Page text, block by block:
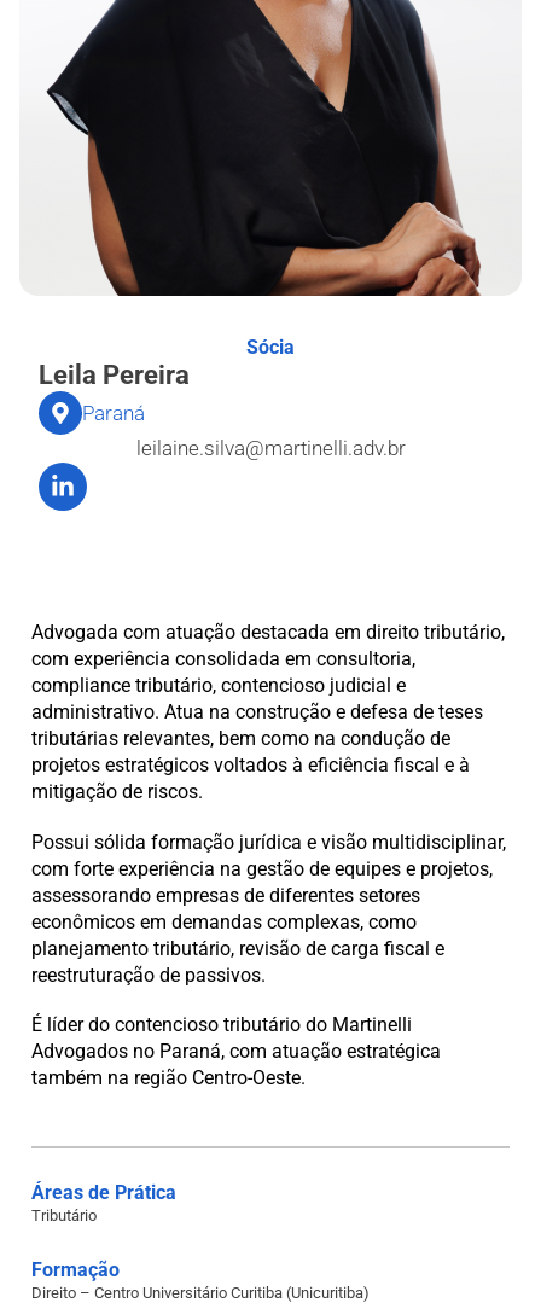
Sócia
Leila Pereira
Paraná
leilaine.silva@martinelli.adv.br
Advogada com atuação destacada em direito tributário,
com experiência consolidada em consultoria,
compliance tributário, contencioso judicial e
administrativo. Atua na construção e defesa de teses
tributárias relevantes, bem como na condução de
projetos estratégicos voltados à eficiência fiscal e à
mitigação de riscos.
Possui sólida formação jurídica e visão multidisciplinar,
com forte experiência na gestão de equipes e projetos,
assessorando empresas de diferentes setores
econômicos em demandas complexas, como
planejamento tributário, revisão de carga fiscal e
reestruturação de passivos.
É líder do contencioso tributário do Martinelli
Advogados no Paraná, com atuação estratégica
também na região Centro-Oeste.
Áreas de Prática
Tributário
Formação
Direito – Centro Universitário Curitiba (Unicuritiba)